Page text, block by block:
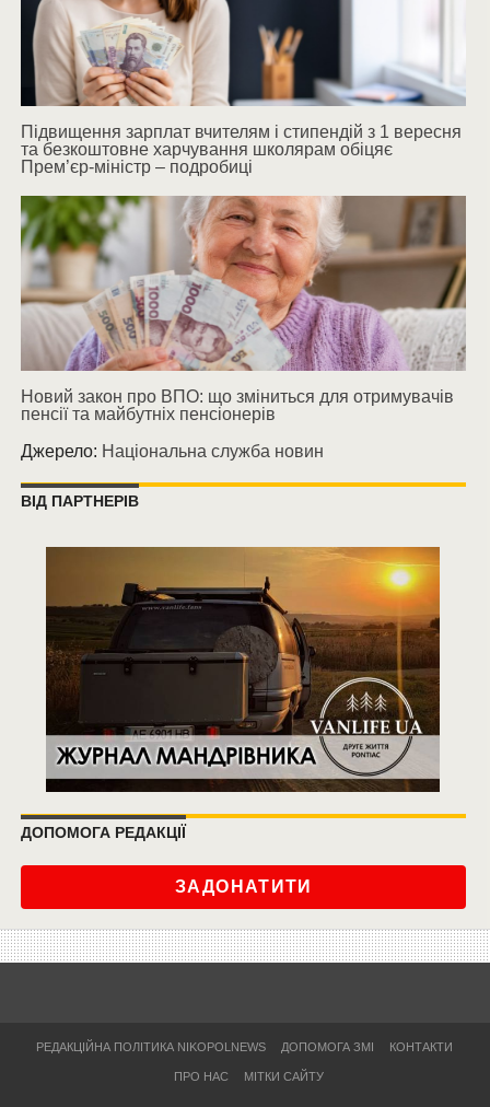
Підвищення зарплат вчителям і стипендій з 1 вересня
та безкоштовне харчування школярам обіцяє
Прем’єр-міністр – подробиці
Новий закон про ВПО: що зміниться для отримувачів
пенсії та майбутніх пенсіонерів
Джерело: Національна служба новин
ВІД ПАРТНЕРІВ
ДОПОМОГА РЕДАКЦІЇ
ЗАДОНАТИТИ
РЕДАКЦІЙНА ПОЛІТИКА NIKOPOLNEWS ДОПОМОГА ЗМІ КОНТАКТИ
ПРО НАС МІТКИ САЙТУ